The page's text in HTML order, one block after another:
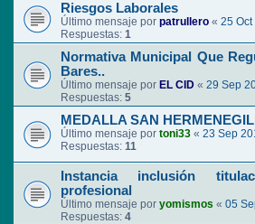
Riesgos Laborales
Último mensaje por patrullero « 25
Respuestas: 1
Normativa Municipal Que
Bares..
Último mensaje por EL CID « 29 Sep
Respuestas: 5
MEDALLA SAN
Último mensaje por toni33 « 23 Sep
Respuestas: 11
Instancia inclusión
profesional
Último mensaje por yomismos « 05
Respuestas: 4